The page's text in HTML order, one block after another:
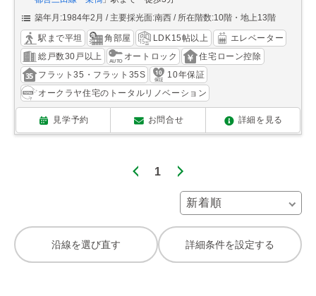
築年月:1984年2月
主要採光面:南西 所在階数:10階・地上13階
駅まで平坦 角部屋 LDK15帖以上
エレベーター
総戸数30戸以上
オートロック
住宅ローン控除
フラット35・フラット35S
10年保証
オークラヤ住宅のトータルリノベーション
見学予約 お問合せ 詳細を見る
1
沿線を選び直す 詳細条件を設定する